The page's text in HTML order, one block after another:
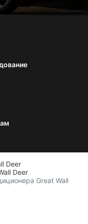
Deer
Deer
Great Wall